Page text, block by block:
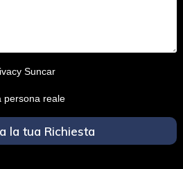
Suncar
persona reale
la tua Richiesta